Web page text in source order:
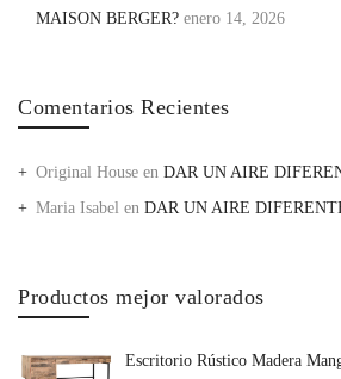
MAISON BERGER? enero 14, 2026
Comentarios Recientes
Original House en DAR UN AIRE
Maria Isabel en DAR UN AIRE
Productos mejor valorados
Escritorio Rústico Madera